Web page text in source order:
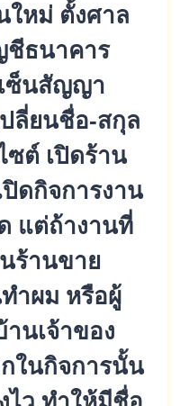
หม่ ตั้งศาล
ชีธนาคาร
ซ็นสัญญา
ลี่ยนชื่อ-สกุล
ซต์ เปิดร้าน
ดกิจการงาน
แต่ถ้างานที่
ร้านขาย
ำผม หรือผู้
นเจ้าของ
ในกิจการนั้น